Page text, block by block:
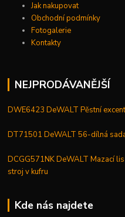
Jak nakupovat
Obchodní podmínky
Fotogalerie
Kontakty
NEJPRODÁVANĚJŠÍ
DWE6423 DeWALT Pěstní
DT71501 DeWALT 56-dílná
DCGG571NK DeWALT Mazací
stroj v kufru
Kde nás najdete